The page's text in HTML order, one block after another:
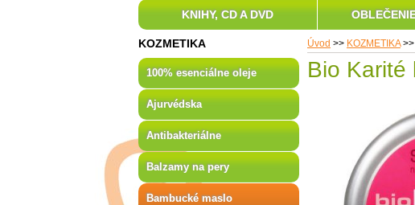
Úvod >> KOZMETIKA >>
Bio Karité
KOZMETIKA
100% esenciálne oleje
Ajurvédska
Antibakteriálne
Balzamy na pery
Bambucké maslo
KNIHY, CD A DVD